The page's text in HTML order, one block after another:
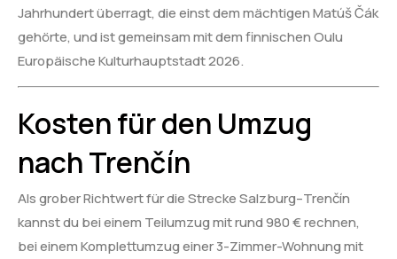
Jahrhundert überragt, die einst dem mächtigen Matúš Čák
gehörte, und ist gemeinsam mit dem finnischen Oulu
Europäische Kulturhauptstadt 2026.
Kosten für den Umzug
nach Trenčín
Als grober Richtwert für die Strecke Salzburg–Trenčín
kannst du bei einem Teilumzug mit rund 980 € rechnen,
bei einem Komplettumzug einer 3-Zimmer-Wohnung mit